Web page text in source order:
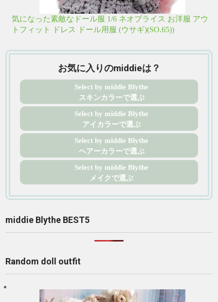
気になった素敵なドール服 1/6 ネオブライス お洋服 アウ
トフィット ドレス ドール用服 (ウサギ)(SO.65))
お気に入りのmiddieは？
Select by middie Blythe
スキンカラーで選ぶ
Select by middie Blythe
アイカラーで選ぶ
Select by middie Blythe
ヘアーカラーで選ぶ
Select by middie Blythe
メイクで選ぶ
middie Blythe BEST5
Random doll outfit